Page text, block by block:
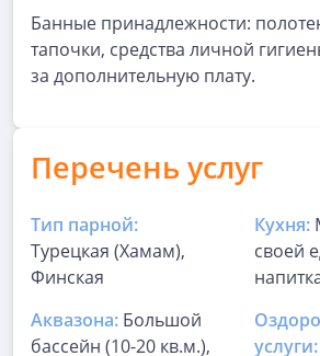
Банные принадлежности:
тапочки, средства личной
за дополнительную плату.
Перечень услуг
Тип парной:
Турецкая (Хамам),
Финская
Аквазона: Большой
бассейн (10-20 кв.м.),
Кухня:
своей
услуги: